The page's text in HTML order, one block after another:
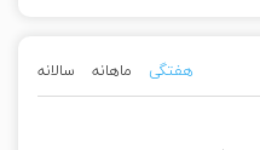
هفتگی ماهانه سالانه